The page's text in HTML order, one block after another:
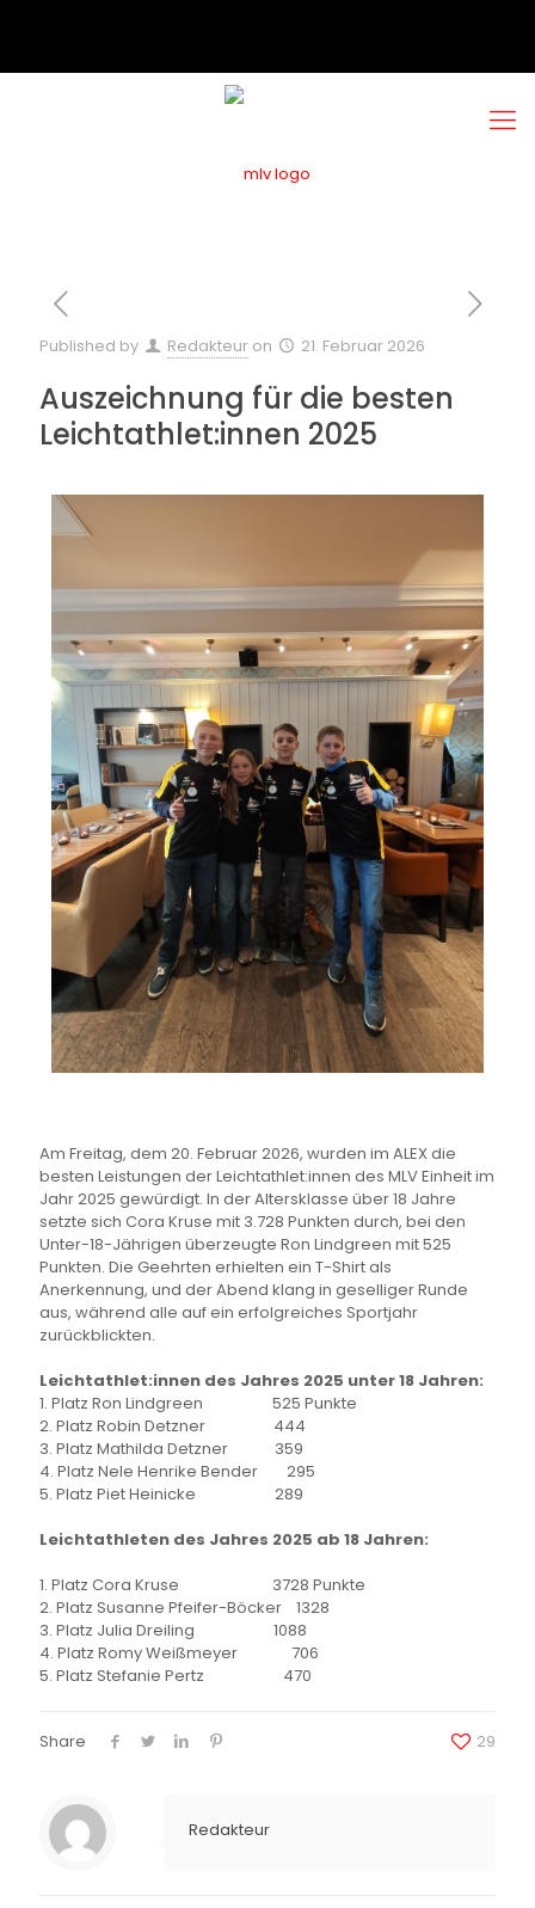
Published by Redakteur on 21. Februar 2026
Auszeichnung für die besten
Leichtathlet:innen 2025
Am Freitag, dem 20. Februar 2026, wurden im ALEX die
besten Leistungen der Leichtathlet:innen des MLV Einheit im
Jahr 2025 gewürdigt. In der Altersklasse über 18 Jahre
setzte sich Cora Kruse mit 3.728 Punkten durch, bei den
Unter-18-Jährigen überzeugte Ron Lindgreen mit 525
Punkten. Die Geehrten erhielten ein T-Shirt als
Anerkennung, und der Abend klang in geselliger Runde
aus, während alle auf ein erfolgreiches Sportjahr
zurückblickten.
Leichtathlet:innen des Jahres 2025 unter 18 Jahren:
1. Platz Ron Lindgreen 525 Punkte
2. Platz Robin Detzner 444
3. Platz Mathilda Detzner 359
4. Platz Nele Henrike Bender 295
5. Platz Piet Heinicke 289
Leichtathleten des Jahres 2025 ab 18 Jahren:
1. Platz Cora Kruse 3728 Punkte
2. Platz Susanne Pfeifer-Böcker 1328
3. Platz Julia Dreiling 1088
4. Platz Romy Weißmeyer 706
5. Platz Stefanie Pertz 470
Share 29
Redakteur